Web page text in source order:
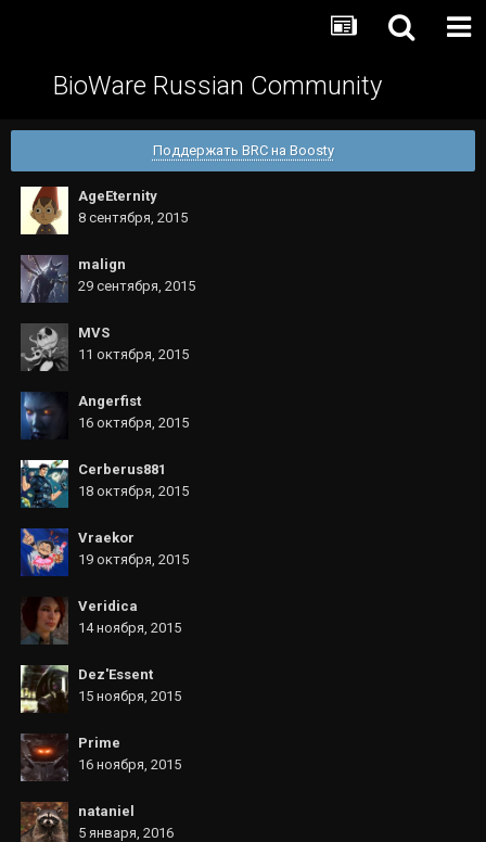
BioWare Russian Community
Поддержать BRC на Boosty
AgeEternity
8 сентября, 2015
malign
29 сентября, 2015
MVS
11 октября, 2015
Angerfist
16 октября, 2015
Cerberus881
18 октября, 2015
Vraekor
19 октября, 2015
Veridica
14 ноября, 2015
Dez'Essent
15 ноября, 2015
Primе
16 ноября, 2015
nataniel
5 января, 2016